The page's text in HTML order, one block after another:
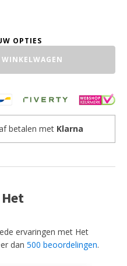
betalen met Klarna
ervaringen met Het
dan 500 beoordelingen.